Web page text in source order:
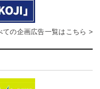
ての企画広告一覧はこちら >